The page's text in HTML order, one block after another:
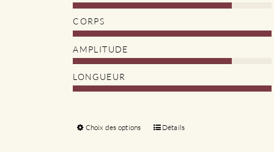
CORPS
AMPLITUDE
LONGUEUR
Choix des options
CeDétails